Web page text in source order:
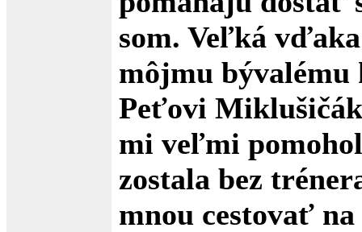
som. Veľká
môjmu bývalému
Peťovi
mi veľmi
zostala bez
mnou cestovať